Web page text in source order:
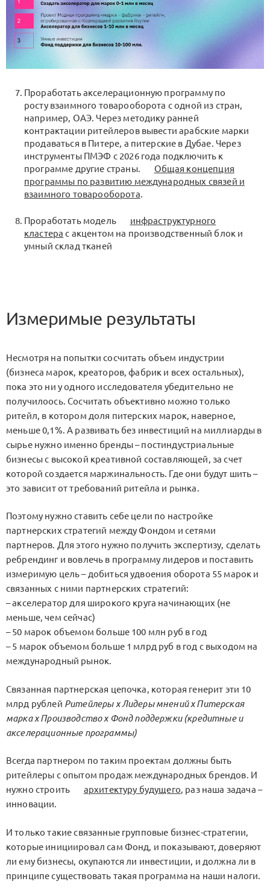
Проработать акселерационную программу по
росту взаимного товарооборота с одной из стран,
например, ОАЭ. Через методику ранней
контрактации ритейлеров вывести арабские марки
продаваться в Питере, а питерские в Дубае. Через
инструменты ПМЭФ с 2026 года подключить к
программе другие страны.
Общая концепция
программы по развитию международных связей и
взаимного товарооборота.
Проработать модель
инфраструктурного
кластера с акцентом на производственный блок и
умный склад тканей
Измеримые результаты
Несмотря на попытки сосчитать объем индустрии
(бизнеса марок, креаторов, фабрик и всех остальных),
пока это ни у одного исследователя убедительно не
получилоось. Сосчитать объективно можно только
ритейл, в котором доля питерских марок, наверное,
меньше 0,1%. А развивать без инвестиций на миллиарды в
сырье нужно именно бренды – постиндустриальные
бизнесы с высокой креативной составляющей, за счет
которой создается маржинальность. Где они будут шить –
это зависит от требований ритейла и рынка.
Поэтому нужно ставить себе цели по настройке
партнерских стратегий между Фондом и сетями
партнеров. Для этого нужно получить экспертизу, сделать
ребрендинг и вовлечь в программу лидеров и поставить
измеримую цель – добиться удвоения оборота 55 марок и
связанных с ними партнерских стратегий:
– акселератор для широкого круга начинающих (не
меньше, чем сейчас)
– 50 марок объемом больше 100 млн руб в год
– 5 марок объемом больше 1 млрд руб в год с выходом на
международный рынок.
Связанная партнерская цепочка, которая генерит эти 10
млрд рублей Ритейлеры х Лидеры мнений х Питерская
марка х Производство х Фонд поддержки (кредитные и
акселерационные программы)
Всегда партнером по таким проектам должны быть
ритейлеры с опытом продаж международных брендов. И
нужно строить
архитектуру будущего, раз наша задача –
инновации.
И только такие связанные групповые бизнес-стратегии,
которые инициировал сам Фонд, и показывают, доверяют
ли ему бизнесы, окупаются ли инвестиции, и должна ли в
принципе существовать такая программа на наши налоги.